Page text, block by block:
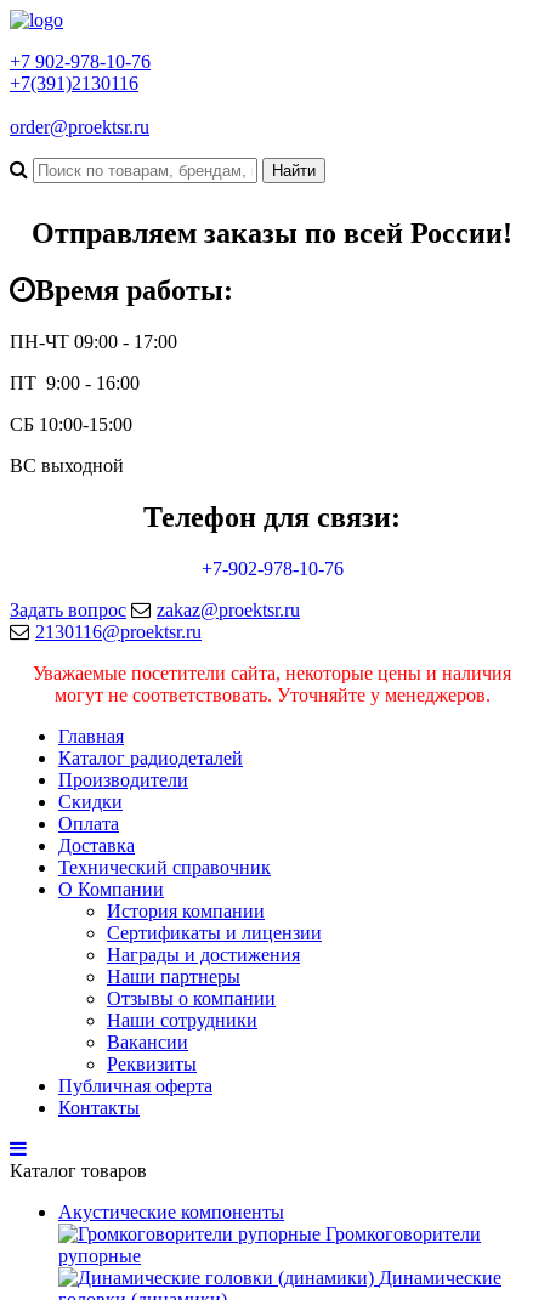
+7 902-978-10-76
+7(391)2130116
order@proektsr.ru
Отправляем заказы по всей России!
Время работы:
ПН-ЧТ 09:00 - 17:00
ПТ 9:00 - 16:00
СБ 10:00-15:00
ВС выходной
Телефон для связи:
+7-902-978-10-76
Задать вопрос
zakaz@proektsr.ru
2130116@proektsr.ru
Уважаемые посетители сайта, некоторые цены и наличия
могут не соответствовать. Уточняйте у менеджеров.
Главная
Каталог радиодеталей
Производители
Скидки
Оплата
Доставка
Технический справочник
О Компании
История компании
Сертификаты и лицензии
Награды и достижения
Наши партнеры
Отзывы о компании
Наши сотрудники
Вакансии
Реквизиты
Публичная оферта
Контакты
Каталог товаров
Акустические компоненты
Громкоговорители
рупорные
Динамические